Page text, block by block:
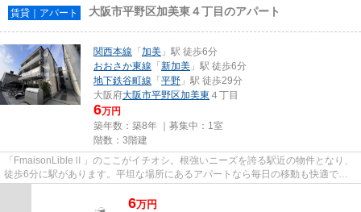
賃貸｜アパート 大阪市平野区加美東４丁目のアパート
関西本線 「加美 」駅 徒歩6分
おおさか東線 「新加美 」駅 徒歩6分
地下鉄谷町線 「平野 」駅 徒歩29分
大阪府大阪市平野区加美東 ４丁目
6万円
築年数：築8年 ｜募集中： 1室
階数：3階建
「FmaisonLibleⅡ」のここがイチオシ。根強いニーズを誇る駅近の物件となり、
徒歩6分に駅があります。平坦な場所にあるアパートなら毎日の移動も快適で
す。充実の設備と綺麗な室内を兼...
6万円